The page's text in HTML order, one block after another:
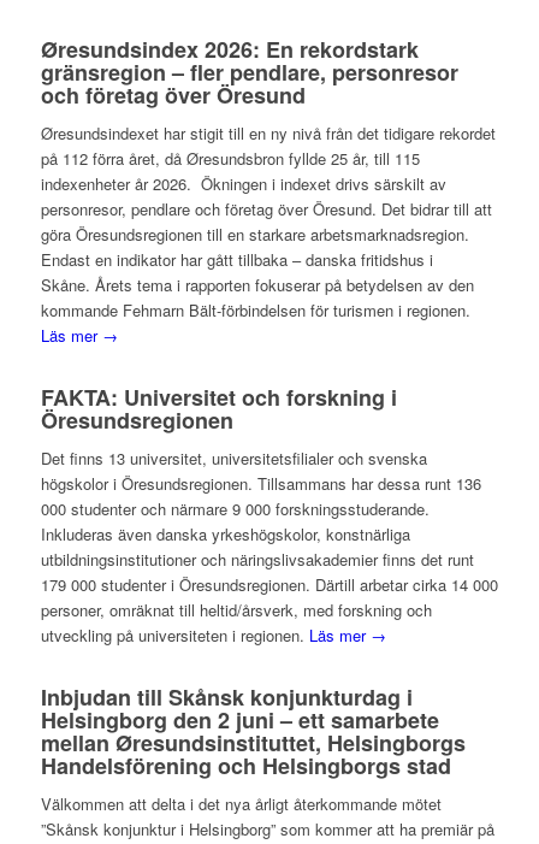
Øresundsindex 2026: En rekordstark
gränsregion – fler pendlare, personresor
och företag över Öresund
Øresundsindexet har stigit till en ny nivå från det tidigare rekordet
på 112 förra året, då Øresundsbron fyllde 25 år, till 115
indexenheter år 2026. Ökningen i indexet drivs särskilt av
personresor, pendlare och företag över Öresund. Det bidrar till att
göra Öresundsregionen till en starkare arbetsmarknadsregion.
Endast en indikator har gått tillbaka – danska fritidshus i
Skåne. Årets tema i rapporten fokuserar på betydelsen av den
kommande Fehmarn Bält-förbindelsen för turismen i regionen.
Läs mer →
FAKTA: Universitet och forskning i
Öresundsregionen
Det finns 13 universitet, universitetsfilialer och svenska
högskolor i Öresundsregionen. Tillsammans har dessa runt 136
000 studenter och närmare 9 000 forskningsstuderande.
Inkluderas även danska yrkeshögskolor, konstnärliga
utbildningsinstitutioner och näringslivsakademier finns det runt
179 000 studenter i Öresundsregionen. Därtill arbetar cirka 14 000
personer, omräknat till heltid/årsverk, med forskning och
utveckling på universiteten i regionen. Läs mer →
Inbjudan till Skånsk konjunkturdag i
Helsingborg den 2 juni – ett samarbete
mellan Øresundsinstituttet, Helsingborgs
Handelsförening och Helsingborgs stad
Välkommen att delta i det nya årligt återkommande mötet
”Skånsk konjunktur i Helsingborg” som kommer att ha premiär på